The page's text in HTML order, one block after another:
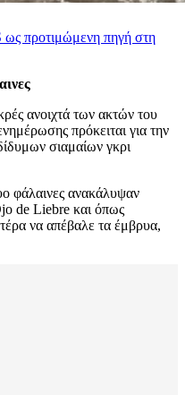
προτιμώμενη πηγή στη
ανοιχτά των ακτών του
πρόκειται για την
σιαμαίων γκρι
φάλαινες ανακάλυψαν
de Liebre και όπως
να απέβαλε τα έμβρυα,